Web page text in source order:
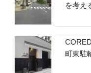
を考え
町東駐